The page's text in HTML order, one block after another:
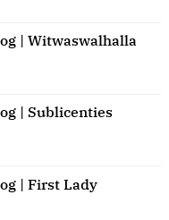
| Witwaswalhalla
| Sublicenties
| First Lady